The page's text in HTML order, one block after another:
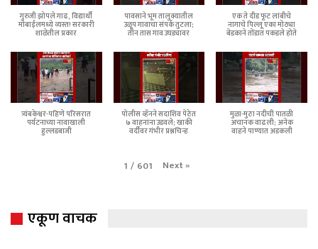
गुरुजी झोपले गाढ, विद्यार्थी
मोबाईलमध्ये व्यस्त! सरकारी
शाळेतील प्रकार
पावसाने भूम तालुक्यातील
उळूप गावाचा संपर्क तुटला;
तीन तास गाव उघड्यावर
एक ते दीड फूट लांबीचे
नागाचे पिल्लू एका मोठ्या
बेडकाने तोंडात पकडले होते
त्र्यंबकेश्वर-पहिणे परिसरात
पर्यटनाच्या नावाखाली
हुल्लडबाजी
पोलीस व्हॅनने सदाशिव पेठेत
७ वाहनांना उडवले; खाकी
वर्दीवर गंभीर प्रश्नचिन्ह
मुळा-मुठा नदीची पातळी
अचानक वाढली; अनेक
वाहने पाण्यात अडकली
1 / 601 Next»
एकूण वाचक